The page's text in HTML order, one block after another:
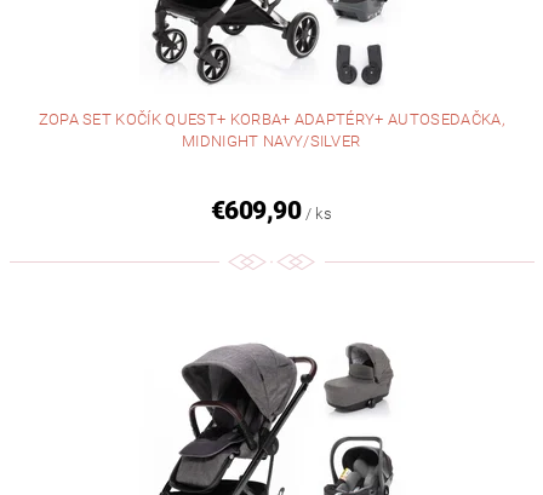
ZOPA SET KOČÍK QUEST+ KORBA+ ADAPTÉRY+ AUTOSEDAČKA,
MIDNIGHT NAVY/SILVER
€609,90 / ks